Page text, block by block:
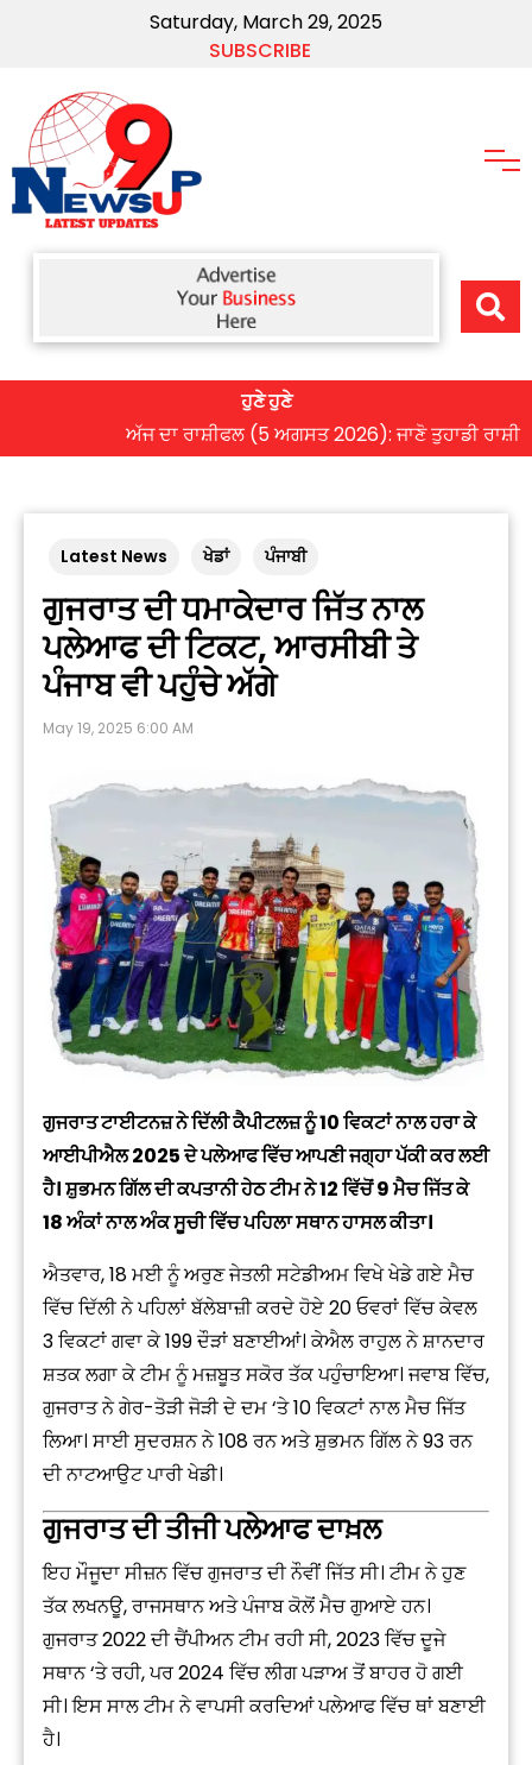
Saturday, March 29, 2025
SUBSCRIBE
ਹੁਣੇ ਹੁਣੇ
ਅੱਜ ਦਾ ਰਾਸ਼ੀਫਲ (5 ਅਗਸਤ 2026): ਜਾਣੋ ਤੁਹਾਡੀ ਰਾਸ਼ੀ ‘ਤੇ
Latest News ਖੇਡਾਂ ਪੰਜਾਬੀ
ਗੁਜਰਾਤ ਦੀ ਧਮਾਕੇਦਾਰ ਜਿੱਤ ਨਾਲ
ਪਲੇਆਫ ਦੀ ਟਿਕਟ, ਆਰਸੀਬੀ ਤੇ
ਪੰਜਾਬ ਵੀ ਪਹੁੰਚੇ ਅੱਗੇ
May 19, 2025 6:00 AM
ਗੁਜਰਾਤ ਟਾਈਟਨਜ਼ ਨੇ ਦਿੱਲੀ ਕੈਪੀਟਲਜ਼ ਨੂੰ 10 ਵਿਕਟਾਂ ਨਾਲ ਹਰਾ ਕੇ
ਆਈਪੀਐਲ 2025 ਦੇ ਪਲੇਆਫ ਵਿੱਚ ਆਪਣੀ ਜਗ੍ਹਾ ਪੱਕੀ ਕਰ ਲਈ
ਹੈ। ਸ਼ੁਭਮਨ ਗਿੱਲ ਦੀ ਕਪਤਾਨੀ ਹੇਠ ਟੀਮ ਨੇ 12 ਵਿੱਚੋਂ 9 ਮੈਚ ਜਿੱਤ ਕੇ
18 ਅੰਕਾਂ ਨਾਲ ਅੰਕ ਸੂਚੀ ਵਿੱਚ ਪਹਿਲਾ ਸਥਾਨ ਹਾਸਲ ਕੀਤਾ।
ਐਤਵਾਰ, 18 ਮਈ ਨੂੰ ਅਰੁਣ ਜੇਤਲੀ ਸਟੇਡੀਅਮ ਵਿਖੇ ਖੇਡੇ ਗਏ ਮੈਚ
ਵਿੱਚ ਦਿੱਲੀ ਨੇ ਪਹਿਲਾਂ ਬੱਲੇਬਾਜ਼ੀ ਕਰਦੇ ਹੋਏ 20 ਓਵਰਾਂ ਵਿੱਚ ਕੇਵਲ
3 ਵਿਕਟਾਂ ਗਵਾ ਕੇ 199 ਦੌੜਾਂ ਬਣਾਈਆਂ। ਕੇਐਲ ਰਾਹੁਲ ਨੇ ਸ਼ਾਨਦਾਰ
ਸ਼ਤਕ ਲਗਾ ਕੇ ਟੀਮ ਨੂੰ ਮਜ਼ਬੂਤ ਸਕੋਰ ਤੱਕ ਪਹੁੰਚਾਇਆ। ਜਵਾਬ ਵਿੱਚ,
ਗੁਜਰਾਤ ਨੇ ਗੇਰ-ਤੋੜੀ ਜੋੜੀ ਦੇ ਦਮ ‘ਤੇ 10 ਵਿਕਟਾਂ ਨਾਲ ਮੈਚ ਜਿੱਤ
ਲਿਆ। ਸਾਈ ਸੁਦਰਸ਼ਨ ਨੇ 108 ਰਨ ਅਤੇ ਸ਼ੁਭਮਨ ਗਿੱਲ ਨੇ 93 ਰਨ
ਦੀ ਨਾਟਆਉਟ ਪਾਰੀ ਖੇਡੀ।
ਗੁਜਰਾਤ ਦੀ ਤੀਜੀ ਪਲੇਆਫ ਦਾਖ਼ਲ
ਇਹ ਮੌਜੂਦਾ ਸੀਜ਼ਨ ਵਿੱਚ ਗੁਜਰਾਤ ਦੀ ਨੌਵੀਂ ਜਿੱਤ ਸੀ। ਟੀਮ ਨੇ ਹੁਣ
ਤੱਕ ਲਖਨਊ, ਰਾਜਸਥਾਨ ਅਤੇ ਪੰਜਾਬ ਕੋਲੋਂ ਮੈਚ ਗੁਆਏ ਹਨ।
ਗੁਜਰਾਤ 2022 ਦੀ ਚੈਂਪੀਅਨ ਟੀਮ ਰਹੀ ਸੀ, 2023 ਵਿੱਚ ਦੂਜੇ
ਸਥਾਨ ‘ਤੇ ਰਹੀ, ਪਰ 2024 ਵਿੱਚ ਲੀਗ ਪੜਾਅ ਤੋਂ ਬਾਹਰ ਹੋ ਗਈ
ਸੀ। ਇਸ ਸਾਲ ਟੀਮ ਨੇ ਵਾਪਸੀ ਕਰਦਿਆਂ ਪਲੇਆਫ ਵਿੱਚ ਥਾਂ ਬਣਾਈ
ਹੈ।